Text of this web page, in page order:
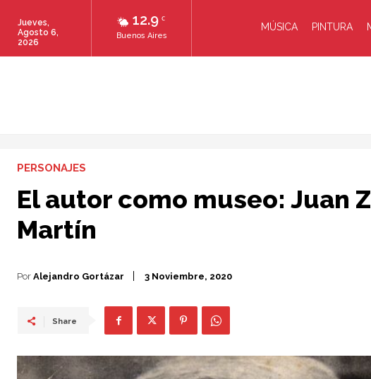
12.9 C
Buenos Aires
Jueves,
Agosto 6,
2026
MÚSICA PINTURA
PERSONAJES
El autor como museo: Juan
Martín
Por Alejandro Gortázar 3 Noviembre, 2020
Share